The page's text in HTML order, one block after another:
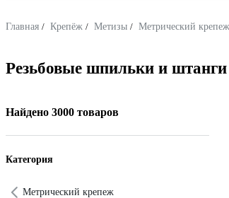
Главная / Крепёж / Метизы / Метрический крепеж
Резьбовые шпильки и штанги
Найдено 3000 товаров
Категория
Метрический крепеж